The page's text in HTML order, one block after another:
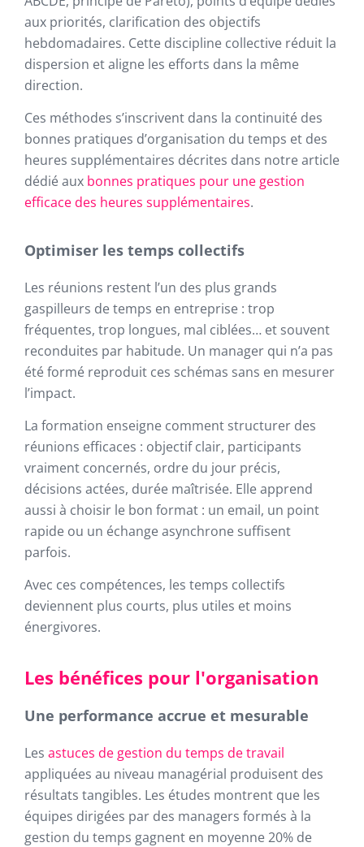
aux priorités, clarification des objectifs
hebdomadaires. Cette discipline collective réduit la
dispersion et aligne les efforts dans la même
direction.
Ces méthodes s’inscrivent dans la continuité des
bonnes pratiques d’organisation du temps et des
heures supplémentaires décrites dans notre article
dédié aux bonnes pratiques pour une gestion
efficace des heures supplémentaires.
Optimiser les temps collectifs
Les réunions restent l’un des plus grands
gaspilleurs de temps en entreprise : trop
fréquentes, trop longues, mal ciblées… et souvent
reconduites par habitude. Un manager qui n’a pas
été formé reproduit ces schémas sans en mesurer
l’impact.
La formation enseigne comment structurer des
réunions efficaces : objectif clair, participants
vraiment concernés, ordre du jour précis,
décisions actées, durée maîtrisée. Elle apprend
aussi à choisir le bon format : un email, un point
rapide ou un échange asynchrone suffisent
parfois.
Avec ces compétences, les temps collectifs
deviennent plus courts, plus utiles et moins
énergivores.
Les bénéfices pour l'organisation
Une performance accrue et mesurable
Les astuces de gestion du temps de travail
appliquées au niveau managérial produisent des
résultats tangibles. Les études montrent que les
équipes dirigées par des managers formés à la
gestion du temps gagnent en moyenne 20% de